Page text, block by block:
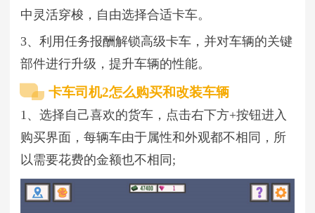
中灵活穿梭，自由选择合适卡车。
3、利用任务报酬解锁高级卡车，并对车辆的关键
部件进行升级，提升车辆的性能。
卡车司机2怎么购买和改装车辆
1、选择自己喜欢的货车，点击右下方+按钮进入
购买界面，每辆车由于属性和外观都不相同，所
以需要花费的金额也不相同;